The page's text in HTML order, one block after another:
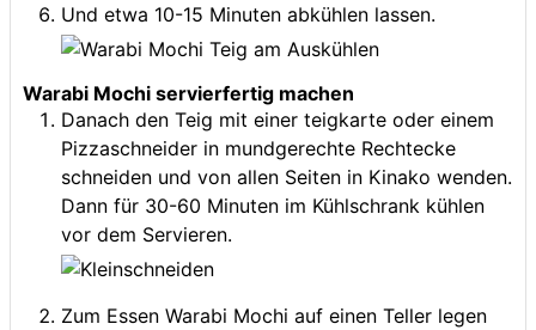
Und etwa 10-15 Minuten abkühlen lassen.
Warabi Mochi servierfertig machen
Danach den Teig mit einer teigkarte oder einem
Pizzaschneider in mundgerechte Rechtecke
schneiden und von allen Seiten in Kinako wenden.
Dann für 30-60 Minuten im Kühlschrank kühlen
vor dem Servieren.
Zum Essen Warabi Mochi auf einen Teller legen